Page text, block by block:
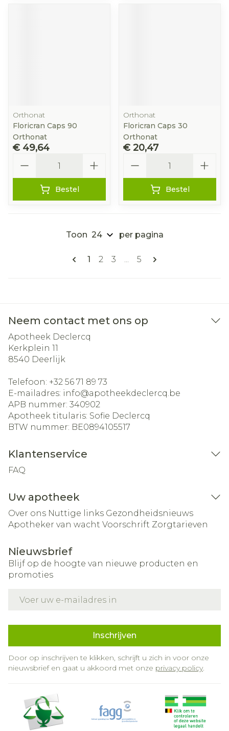
Orthonat
Floricran Caps 90
Orthonat
€ 49,64
Bestel
Orthonat
Floricran Caps 30
Orthonat
€ 20,47
Bestel
Pagina's
U lees momenteel pagina
1 Pagina
2 Pagina
3 ... Pagina
5
Toon per pagina
Neem contact met ons op
Apotheek Declercq
Kerkplein 11
8540 Deerlijk
Telefoon: +32 56 71 89 73
E-mailadres: info@apotheekdeclercq.be
APB nummer: 340902
Apotheek titularis: Sofie Declercq
BTW nummer: BE0894105517
Klantenservice
FAQ
Uw apotheek
Over ons Nuttige links Gezondheidsnieuws
Apotheker van wacht Voorschrift Zorgtarieven
Nieuwsbrief
Blijf op de hoogte van nieuwe producten en
promoties
Inschrijven
Door op inschrijven te klikken, schrijft u zich in voor onze
nieuwsbrief en gaat u akkoord met onze privacy policy.